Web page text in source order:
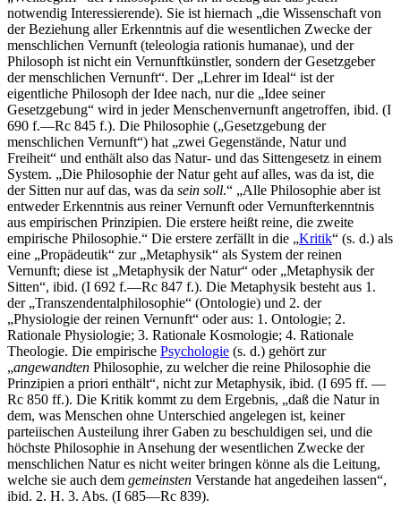
notwendig Interessierende). Sie ist hiernach „die Wissenschaft von
der Beziehung aller Erkenntnis auf die wesentlichen Zwecke der
menschlichen Vernunft (teleologia rationis humanae), und der
Philosoph ist nicht ein Vernunftkünstler, sondern der Gesetzgeber
der menschlichen Vernunft“. Der „Lehrer im Ideal“ ist der
eigentliche Philosoph der Idee nach, nur die „Idee seiner
Gesetzgebung“ wird in jeder Menschenvernunft angetroffen, ibid. (I
690 f.—Rc 845 f.). Die Philosophie („Gesetzgebung der
menschlichen Vernunft“) hat „zwei Gegenstände, Natur und
Freiheit“ und enthält also das Natur- und das Sittengesetz in einem
System. „Die Philosophie der Natur geht auf alles, was da ist, die
der Sitten nur auf das, was da sein soll.“ „Alle Philosophie aber ist
entweder Erkenntnis aus reiner Vernunft oder Vernunfterkenntnis
aus empirischen Prinzipien. Die erstere heißt reine, die zweite
empirische Philosophie.“ Die erstere zerfällt in die „Kritik“ (s. d.) als
eine „Propädeutik“ zur „Metaphysik“ als System der reinen
Vernunft; diese ist „Metaphysik der Natur“ oder „Metaphysik der
Sitten“, ibid. (I 692 f.—Rc 847 f.). Die Metaphysik besteht aus 1.
der „Transzendentalphilosophie“ (Ontologie) und 2. der
„Physiologie der reinen Vernunft“ oder aus: 1. Ontologie; 2.
Rationale Physiologie; 3. Rationale Kosmologie; 4. Rationale
Theologie. Die empirische Psychologie (s. d.) gehört zur
„angewandten Philosophie, zu welcher die reine Philosophie die
Prinzipien a priori enthält“, nicht zur Metaphysik, ibid. (I 695 ff. —
Rc 850 ff.). Die Kritik kommt zu dem Ergebnis, „daß die Natur in
dem, was Menschen ohne Unterschied angelegen ist, keiner
parteiischen Austeilung ihrer Gaben zu beschuldigen sei, und die
höchste Philosophie in Ansehung der wesentlichen Zwecke der
menschlichen Natur es nicht weiter bringen könne als die Leitung,
welche sie auch dem gemeinsten Verstande hat angedeihen lassen“,
ibid. 2. H. 3. Abs. (I 685—Rc 839).